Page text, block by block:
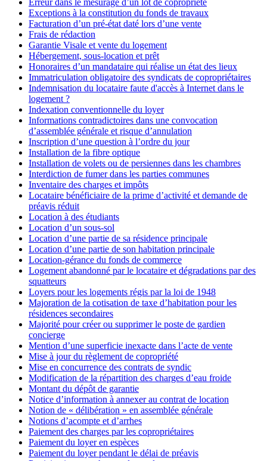
Exceptions à la constitution du fonds de travaux
Facturation d’un pré-état daté lors d’une vente
Frais de rédaction
Garantie Visale et vente du logement
Hébergement, sous-location et prêt
Honoraires d’un mandataire qui réalise un état des lieux
Immatriculation obligatoire des syndicats de copropriétaires
Indemnisation du locataire faute d'accès à Internet dans le
logement ?
Indexation conventionnelle du loyer
Informations contradictoires dans une convocation
d’assemblée générale et risque d’annulation
Inscription d’une question à l’ordre du jour
Installation de la fibre optique
Installation de volets ou de persiennes dans les chambres
Interdiction de fumer dans les parties communes
Inventaire des charges et impôts
Locataire bénéficiaire de la prime d’activité et demande de
préavis réduit
Location à des étudiants
Location d’un sous-sol
Location d’une partie de sa résidence principale
Location d’une partie de son habitation principale
Location-gérance du fonds de commerce
Logement abandonné par le locataire et dégradations par des
squatteurs
Loyers pour les logements régis par la loi de 1948
Majoration de la cotisation de taxe d’habitation pour les
résidences secondaires
Majorité pour créer ou supprimer le poste de gardien
concierge
Mention d’une superficie inexacte dans l’acte de vente
Mise à jour du règlement de copropriété
Mise en concurrence des contrats de syndic
Modification de la répartition des charges d’eau froide
Montant du dépôt de garantie
Notice d’information à annexer au contrat de location
Notion de « délibération » en assemblée générale
Notions d’acompte et d’arrhes
Paiement des charges par les copropriétaires
Paiement du loyer en espèces
Paiement du loyer pendant le délai de préavis